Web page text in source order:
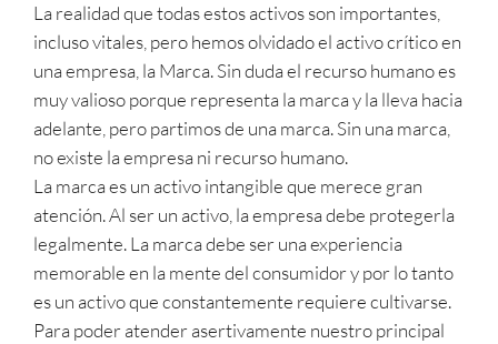
La realidad que todas estos activos son importantes,
incluso vitales, pero hemos olvidado el activo crítico en
una empresa, la Marca. Sin duda el recurso humano es
muy valioso porque representa la marca y la lleva hacia
adelante, pero partimos de una marca. Sin una marca,
no existe la empresa ni recurso humano.
La marca es un activo intangible que merece gran
atención. Al ser un activo, la empresa debe protegerla
legalmente. La marca debe ser una experiencia
memorable en la mente del consumidor y por lo tanto
es un activo que constantemente requiere cultivarse.
Para poder atender asertivamente nuestro principal